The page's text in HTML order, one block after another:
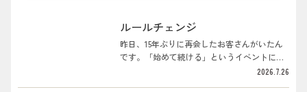
ルールチェンジ
昨日、15年ぶりに再会したお客さんがいたん
です。「始めて続ける」というイベントにや
ってきた。会は進んで、その方が、自己紹介
2026.7.26